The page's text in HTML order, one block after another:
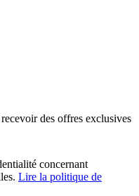
des offres exclusives
concernant
Lire la politique de